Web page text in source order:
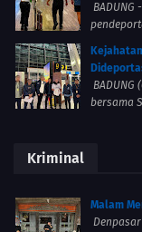
bersama
Kriminal
Malam